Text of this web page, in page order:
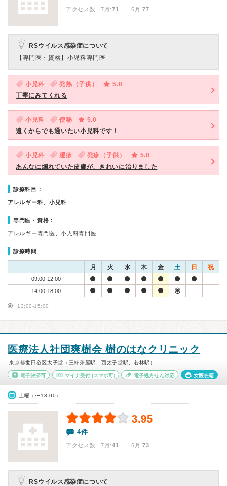
アクセス数 7月:71 | 6月:77
RSウイルス感染症について
【専門医・資格】 小児科専門医
小児科 発熱（子供）
5.0
丁寧にみてくれる
小児科 便秘
5.0
遠くからでも通いたい小児科です！
小児科 湿疹 発疹（子供）
5.0
あんなに爛れていた皮膚が、きれいに治りました
診療科目：
アレルギー科、小児科
専門医・資格：
アレルギー専門医、小児科専門医
診療時間
月 火 水 木 金 土 日 祝
09:00-12:00
14:00-18:00
13:00-15:00
医療法人社団爽樹会 樹のはなクリニック
東京都世田谷区太子堂（三軒茶屋駅、西太子堂駅、若林駅）
電子決済可 マイナ受付(スマホ可) 電子処方せん対応 女医在籍
土曜（〜13:00）
3.95
4件
アクセス数 7月:41 | 6月:73
RSウイルス感染症について